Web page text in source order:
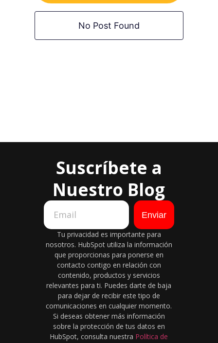
No Post Found
Suscríbete a
Nuestro Blog
Enviar
Tu privacidad es importante para
nosotros. HubSpot utiliza la información
que proporcionas para ponerse en
contacto contigo en relación con
contenido, productos y servicios
relevantes para ti. Puedes darte de baja
para dejar de recibir este tipo de
comunicaciones en cualquier momento.
Si deseas obtener más información
sobre la protección de tus datos en
HubSpot, consulta nuestra Política de